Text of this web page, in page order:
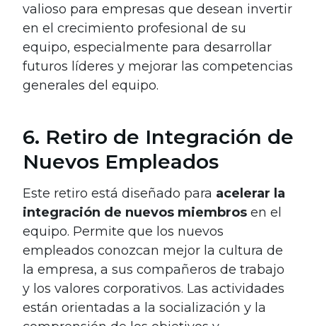
valioso para empresas que desean invertir
en el crecimiento profesional de su
equipo, especialmente para desarrollar
futuros líderes y mejorar las competencias
generales del equipo.
6. Retiro de Integración de
Nuevos Empleados
Este retiro está diseñado para acelerar la
integración de nuevos miembros en el
equipo. Permite que los nuevos
empleados conozcan mejor la cultura de
la empresa, a sus compañeros de trabajo
y los valores corporativos. Las actividades
están orientadas a la socialización y la